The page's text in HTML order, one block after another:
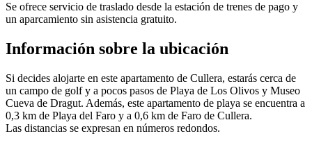
Se ofrece servicio de traslado desde la estación de trenes de pago y
un aparcamiento sin asistencia gratuito.
Información sobre la ubicación
Si decides alojarte en este apartamento de Cullera, estarás cerca de
un campo de golf y a pocos pasos de Playa de Los Olivos y Museo
Cueva de Dragut. Además, este apartamento de playa se encuentra a
0,3 km de Playa del Faro y a 0,6 km de Faro de Cullera.
Las distancias se expresan en números redondos.